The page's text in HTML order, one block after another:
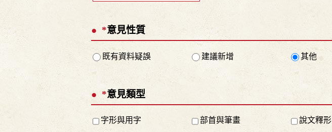
*意見性質
既有資料疑誤 建議新增 其他
*意見類型
字形與用字 部首與筆畫 說文釋形